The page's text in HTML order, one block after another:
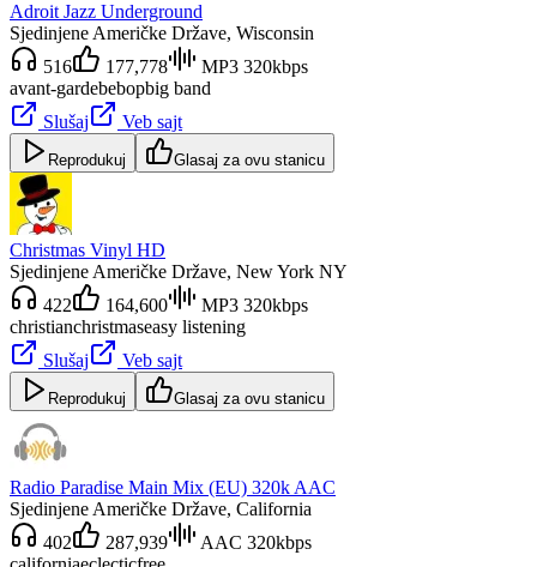
Adroit Jazz Underground
Sjedinjene Američke Države, Wisconsin
516
177,778
MP3 320kbps
avant-gardebebopbig band
Slušaj
Veb sajt
Reprodukuj Glasaj za ovu stanicu
Christmas Vinyl HD
Sjedinjene Američke Države, New York NY
422
164,600
MP3 320kbps
christianchristmaseasy listening
Slušaj
Veb sajt
Reprodukuj Glasaj za ovu stanicu
Radio Paradise Main Mix (EU) 320k AAC
Sjedinjene Američke Države, California
402
287,939
AAC 320kbps